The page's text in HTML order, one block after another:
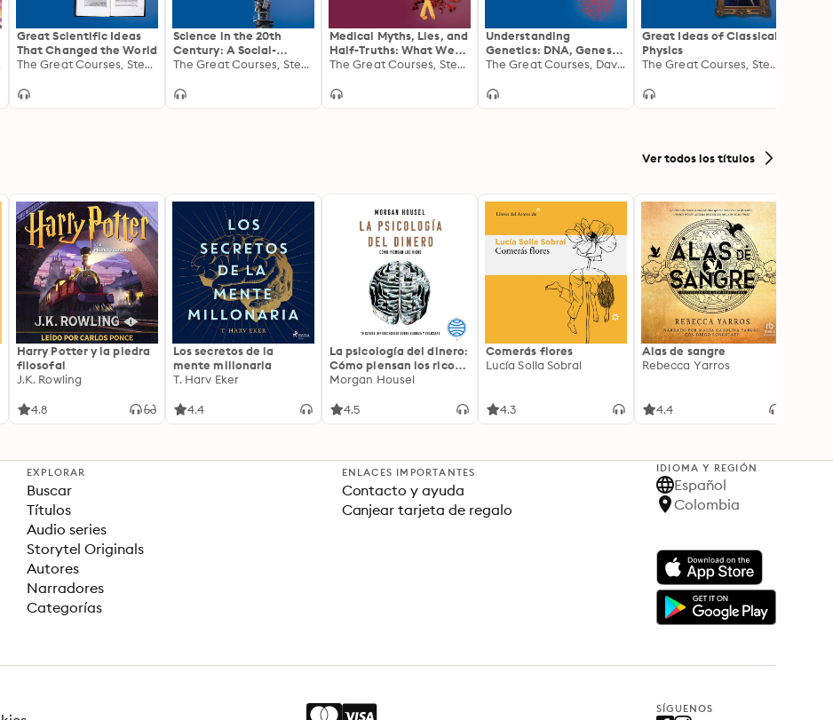
Great Scientific Ideas
That Changed the World
The Great Courses, Steven L. Goldman
Science in the 20th
Century: A Social-
Intellectual Survey
The Great Courses, Steven L. Goldman
Medical Myths, Lies, and
Half-Truths: What We
Think We Know May BeThe Great Courses, Steven Novella
Understanding
Genetics: DNA, Genes,
and Their Real-World
The Great Courses, David Sadava
Great Ideas of Classical
Physics
The Great Courses, Steven Pollock
Ver todos los títulos
Harry Potter y la piedra
filosofal
J.K. Rowling
4.8
Los secretos de la
mente millonaria
T. Harv Eker
4.4
La psicología del dinero:
Cómo piensan los ricos:
18 claves imperecederas
Morgan Housel
4.5
Comerás flores
Lucía Solla Sobral
4.3
Alas de sangre
Rebecca Yarros
4.4
EXPLORAR
Buscar
Títulos
Audio series
Storytel Originals
Autores
Narradores
Categorías
ENLACES IMPORTANTES
Contacto y ayuda
Canjear tarjeta de regalo
IDIOMA Y REGIÓN
Español
Colombia
SÍGUENOS